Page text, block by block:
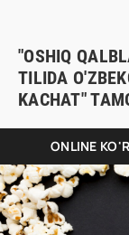
"OSHIQ
TILIDA
KACHAT"
ONLINE